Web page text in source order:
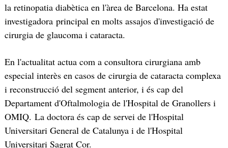
la retinopatia diabètica en l'àrea de Barcelona. Ha estat
investigadora principal en molts assajos d'investigació de
cirurgia de glaucoma i cataracta.
En l'actualitat actua com a consultora cirurgiana amb
especial interès en casos de cirurgia de cataracta complexa
i reconstrucció del segment anterior, i és cap del
Departament d'Oftalmologia de l'Hospital de Granollers i
OMIQ. La doctora és cap de servei de l'Hospital
Universitari General de Catalunya i de l'Hospital
Universitari Sagrat Cor.